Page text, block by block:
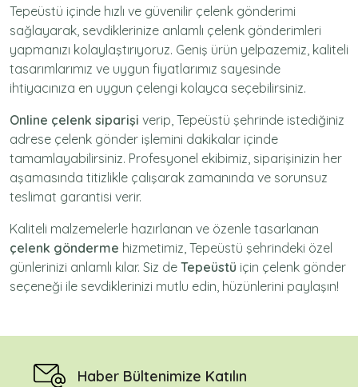
Tepeüstü içinde hızlı ve güvenilir çelenk gönderimi
sağlayarak, sevdiklerinize anlamlı çelenk gönderimleri
yapmanızı kolaylaştırıyoruz. Geniş ürün yelpazemiz, kaliteli
tasarımlarımız ve uygun fiyatlarımız sayesinde
ihtiyacınıza en uygun çelengi kolayca seçebilirsiniz.
Online çelenk siparişi verip, Tepeüstü şehrinde istediğiniz
adrese çelenk gönder işlemini dakikalar içinde
tamamlayabilirsiniz. Profesyonel ekibimiz, siparişinizin her
aşamasında titizlikle çalışarak zamanında ve sorunsuz
teslimat garantisi verir.
Kaliteli malzemelerle hazırlanan ve özenle tasarlanan
çelenk gönderme hizmetimiz, Tepeüstü şehrindeki özel
günlerinizi anlamlı kılar. Siz de Tepeüstü için çelenk gönder
seçeneği ile sevdiklerinizi mutlu edin, hüzünlerini paylaşın!
Haber Bültenimize Katılın